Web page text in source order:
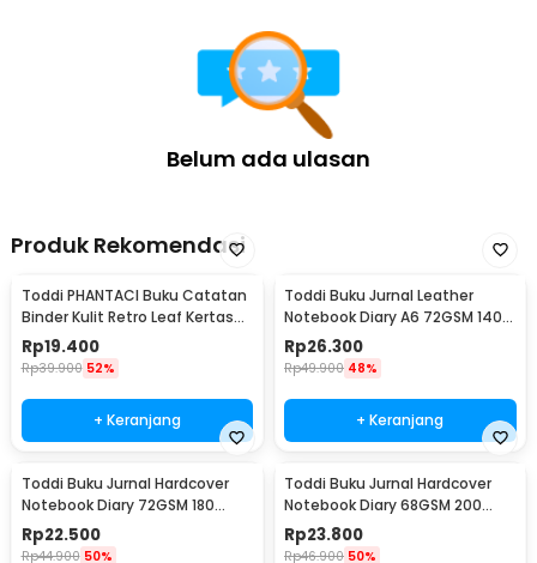
Belum ada ulasan
Produk Rekomendasi
Toddi PHANTACI Buku Catatan
Binder Kulit Retro Leaf Kertas
B7 - ZB-20
Rp19.400
Rp39.900 52%
+ Keranjang
Toddi Buku Jurnal Leather
Notebook Diary A6 72GSM 140
Halaman Blank - ZB-30
Rp26.300
Rp49.900 48%
+ Keranjang
Toddi Buku Jurnal Hardcover
Notebook Diary 72GSM 180
Halaman Lined - CW-24
Rp22.500
Rp44.900 50%
Toddi Buku Jurnal Hardcover
Notebook Diary 68GSM 200
Halaman Lined - CW-28
Rp23.800
Rp46.900 50%